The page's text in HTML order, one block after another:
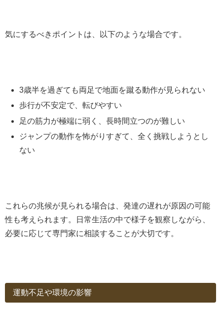
気にするべきポイントは、以下のような場合です。
3歳半を過ぎても両足で地面を蹴る動作が見られない
歩行が不安定で、転びやすい
足の筋力が極端に弱く、長時間立つのが難しい
ジャンプの動作を怖がりすぎて、全く挑戦しようとし
ない
これらの兆候が見られる場合は、発達の遅れが原因の可能
性も考えられます。日常生活の中で様子を観察しながら、
必要に応じて専門家に相談することが大切です。
運動不足や環境の影響